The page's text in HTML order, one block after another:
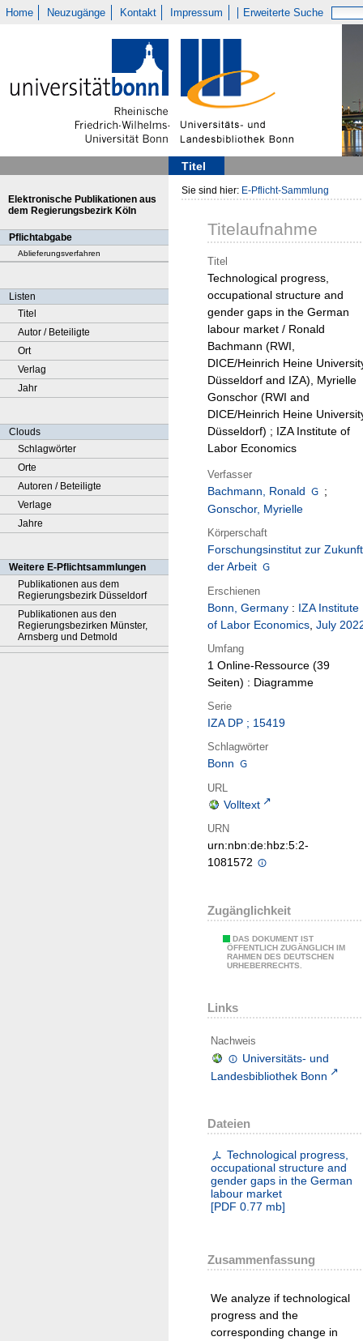
Home Neuzugänge Kontakt Impressum Erweiterte Suche
Titel
Elektronische Publikationen aus
dem Regierungsbezirk Köln
Pflichtabgabe
Ablieferungsverfahren
Listen
Titel
Autor / Beteiligte
Ort
Verlag
Jahr
Clouds
Schlagwörter
Orte
Autoren / Beteiligte
Verlage
Jahre
Weitere E-Pflichtsammlungen
Publikationen aus dem
Regierungsbezirk Düsseldorf
Publikationen aus den
Regierungsbezirken Münster,
Arnsberg und Detmold
Sie sind hier: E-Pflicht-Sammlung
Titelaufnahme
Titel
Technological progress,
occupational structure and
gender gaps in the German
labour market / Ronald
Bachmann (RWI,
DICE/Heinrich Heine
Düsseldorf and IZA), Myrielle
Gonschor (RWI and
DICE/Heinrich Heine
Düsseldorf) ; IZA Institute of
Labor Economics
Verfasser
Bachmann, Ronald
;
Gonschor, Myrielle
Körperschaft
Forschungsinstitut zur Zukunft
der Arbeit
Erschienen
Bonn, Germany : IZA Institute
of Labor Economics, July
Umfang
1 Online-Ressource (39
Seiten) : Diagramme
Serie
IZA DP ; 15419
Schlagwörter
Bonn
URL
Volltext
URN
urn:nbn:de:hbz:5:2-
1081572
Zugänglichkeit
DAS DOKUMENT IST
ÖFFENTLICH ZUGÄNGLICH IM
RAHMEN DES DEUTSCHEN
URHEBERRECHTS.
Links
Nachweis
Universitäts- und
Landesbibliothek Bonn
Dateien
Technological progress,
occupational structure and
gender gaps in the German
labour market
[PDF 0.77 mb]
Zusammenfassung
We analyze if technological
progress and the
corresponding change in